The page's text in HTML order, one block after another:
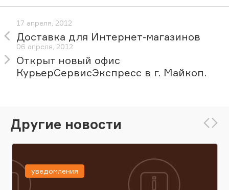
17 апреля, 2012
Доставка для Интернет-магазинов
06 апреля, 2012
Открыт новый офис
КурьерСервисЭкспресс в г. Майкоп.
Другие новости
уведомления